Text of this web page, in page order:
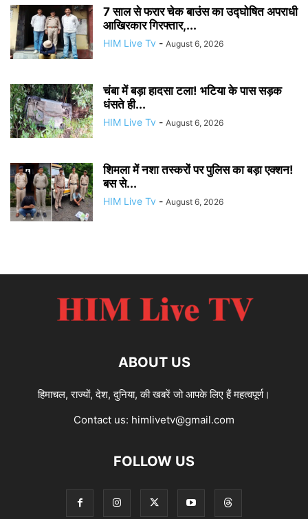
7 साल से फरार चेक बाउंस का उद्घोषित अपराधी
आखिरकार गिरफ्तार,...
HIM Live Tv - August 6, 2026
चंबा में बड़ा हादसा टला! भटिया के पास सड़क
धंसते ही...
HIM Live Tv - August 6, 2026
शिमला में नशा तस्करों पर पुलिस का बड़ा एक्शन!
बस से...
HIM Live Tv - August 6, 2026
ABOUT US
हिमाचल, राज्यों, देश, दुनिया, की खबरें जो आपके लिए हैं महत्वपूर्ण।
Contact us: himlivetv@gmail.com
FOLLOW US